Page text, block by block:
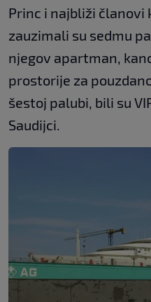
Princ i najbliži članovi
zauzimali su sedmu
njegov apartman,
prostorije za
šestoj palubi, bili su
Saudijci.